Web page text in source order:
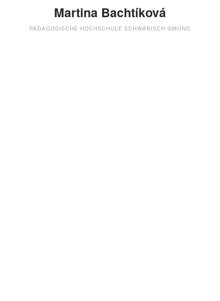
Martina Bachtíková
PÄDAGOGISCHE HOCHSCHULE SCHWÄBISCH GMÜND